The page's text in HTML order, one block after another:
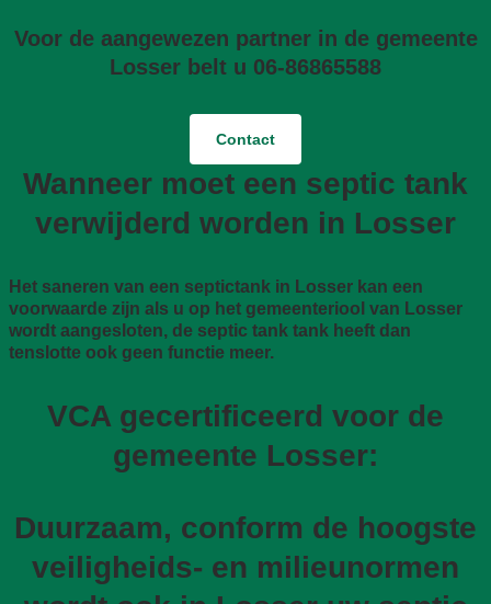
Voor de aangewezen partner in de gemeente
Losser belt u 06-86865588
Contact
Wanneer moet een septic tank
verwijderd worden in Losser
Het saneren van een septictank in Losser kan een
voorwaarde zijn als u op het gemeenteriool van Losser
wordt aangesloten, de septic tank tank heeft dan
tenslotte ook geen functie meer.
VCA gecertificeerd voor de
gemeente Losser:
Duurzaam, conform de hoogste
veiligheids- en milieunormen